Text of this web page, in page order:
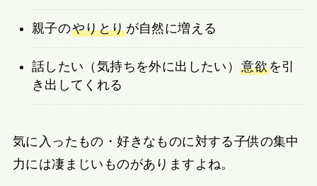
親子のやりとりが自然に増える
話したい（気持ちを外に出したい）意欲を引
き出してくれる
気に入ったもの・好きなものに対する子供の集中
力には凄まじいものがありますよね。